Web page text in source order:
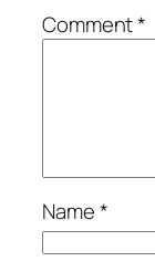
Comment*
Name*